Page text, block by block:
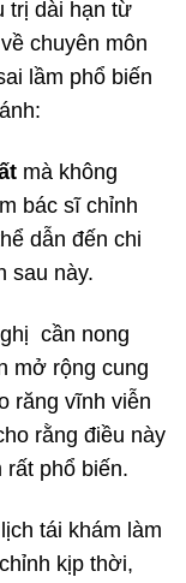
trị dài hạn từ
chuyên môn
lầm phổ biến
mà không
bác sĩ chỉnh
dẫn đến chi
sau này.
cần nong
mở rộng cung
răng vĩnh viễn
rằng điều này
rất phổ biến.
tái khám làm
kịp thời,